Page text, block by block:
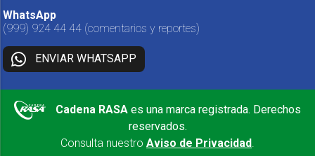
WhatsApp
(999) 924 44 44 (comentarios y reportes)
ENVIAR WHATSAPP
Cadena RASA es una marca registrada. Derechos
reservados.
Consulta nuestro Aviso de Privacidad.